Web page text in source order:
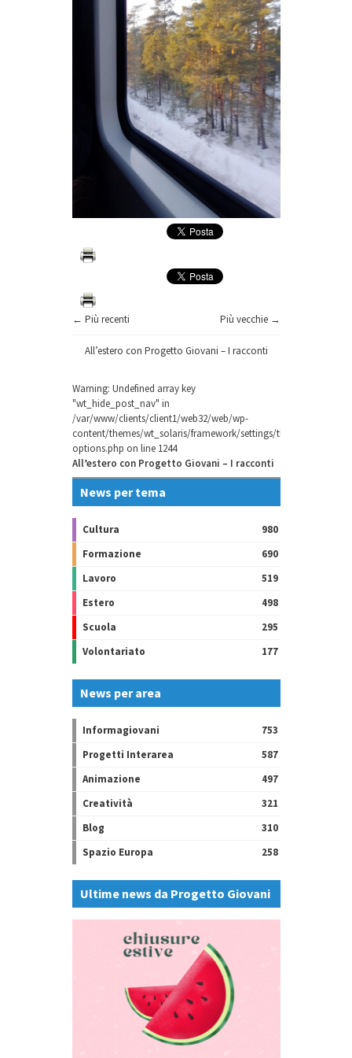
← Più recenti Più vecchie →
All’estero con Progetto Giovani – I racconti
Warning: Undefined array key
"wt_hide_post_nav" in
/var/www/clients/client1/web32/web/wp-
content/themes/wt_solaris/framework/settings/theme-
options.php on line 1244
All’estero con Progetto Giovani – I racconti
News per tema
Cultura
980
Formazione
690
Lavoro
519
Estero
498
Scuola
295
Volontariato
177
News per area
Informagiovani
753
Progetti Interarea
587
Animazione
497
Creatività
321
Blog
310
Spazio Europa
258
Ultime news da Progetto Giovani